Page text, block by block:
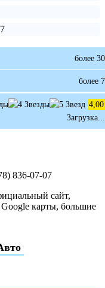
более 30
более 7
4,00
Загрузка...
836-07-07
сайт,
карты, большие